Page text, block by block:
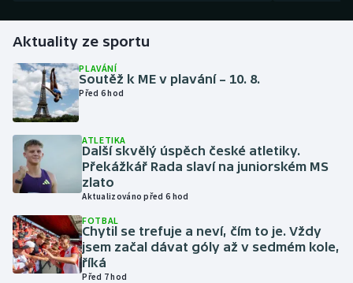
Golf
Gymnastika
Házená
Jezdectví
Judo
Krasobruslení
Lezení
Aktuality ze sportu
PLAVÁNÍ
Soutěž k ME v plavání – 10. 8.
Před 6 hod
ATLETIKA
Další skvělý úspěch české atletiky.
Překážkář Rada slaví na juniorském MS
zlato
Aktualizováno před 6 hod
FOTBAL
Chytil se trefuje a neví, čím to je. Vždy
jsem začal dávat góly až v sedmém kole,
říká
Před 7 hod